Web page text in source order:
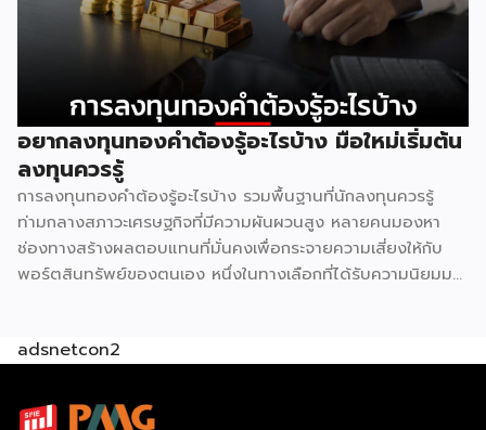
ทำเลลักษณะนี้ในแต่ละพื้นที่มีจำนวนจำกัดมาก ทั้ง 7-Eleven และ
CJ More ต่างก็มองหาปัจจัยเดียวกันคือปริมาณคนเดินผ่าน
สูงสุด จุดที่ตอบโจทย์ได้ดีที่สุดจึงมักเหลืออยู่ไม่กี่จุดในแต่ละย่าน
ผลคือทั้งสองแบรนด์ไปกระจุกตัวอยู่ในบริเวณเดียวกันโดย
ธรรมชาติ ไม่ต่างจากปั๊มน้ำมันหลายเจ้าที่มักตั้งอยู่ตรงข้ามกันบน
ถนนสายหลัก 2. ทฤษฎีคลัสเตอร์การค้า รวมกันแข็งกว่าแยกกัน
ในทางเศรษฐศาสตร์ค้าปลีกมีหลักการที่เรียกว่า retail
agglomeration หรือการรวมกลุ่มธุรกิจประเภทเดียวกันไว้ในจุด
เดียว ฟังดูขัดสามัญสำนึกที่ว่าคู่แข่งควรหนีห่างกันไว้ แต่ในความ
จริงกลับตรงกันข้าม เพราะจุดที่มี 7-Eleven และ CJ More อยู่
ด้วยกันจะกลายเป็น “จุดหมายปลายทาง” […]
อยากลงทุนทองคำต้องรู้อะไรบ้าง มือใหม่เริ่มต้น
ลงทุนควรรู้
การลงทุนทองคำต้องรู้อะไรบ้าง รวมพื้นฐานที่นักลงทุนควรรู้
ท่ามกลางสภาวะเศรษฐกิจที่มีความผันผวนสูง หลายคนมองหา
ช่องทางสร้างผลตอบแทนที่มั่นคงเพื่อกระจายความเสี่ยงให้กับ
พอร์ตสินทรัพย์ของตนเอง หนึ่งในทางเลือกที่ได้รับความนิยมมา
นั้น มีรายละเอียดสำคัญหลายประการที่ต้องทำความเข้าใจให้
ข้อมูลพื้นฐานที่จำเป็นต่อการเตรียมตัวกันก่อนว่ามีประเด็นใดบ้าง
adsnetcon2